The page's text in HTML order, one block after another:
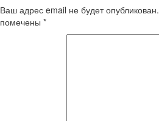
Ваш адрес email не будет опубликован.
помечены *